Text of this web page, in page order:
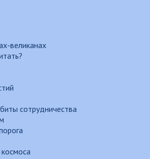
великанах
сотрудничества